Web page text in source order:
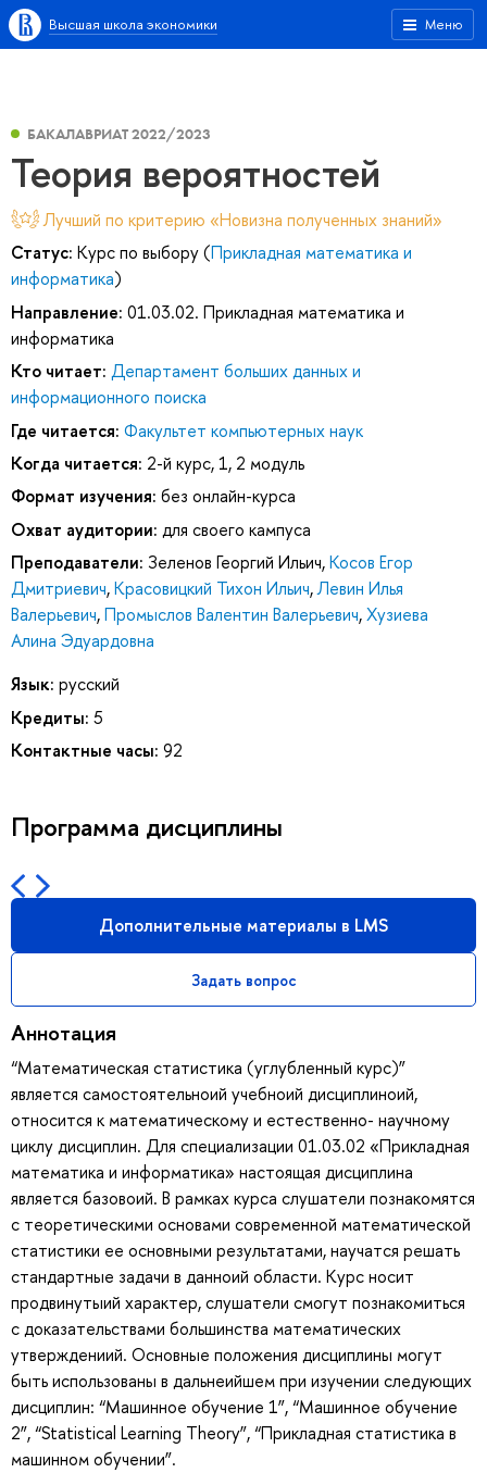
Меню
Высшая школа экономики
БАКАЛАВРИАТ 2022/2023
Теория вероятностей
Лучший по критерию «Новизна полученных знаний»
Статус: Курс по выбору (Прикладная математика и
информатика)
Направление: 01.03.02. Прикладная математика и
информатика
Кто читает: Департамент больших данных и
информационного поиска
Где читается: Факультет компьютерных наук
Когда читается: 2-й курс, 1, 2 модуль
Формат изучения: без онлайн-курса
Охват аудитории: для своего кампуса
Преподаватели: Зеленов Георгий Ильич,Косов Егор
Дмитриевич,Красовицкий Тихон Ильич,Левин Илья
Валерьевич,Промыслов Валентин Валерьевич,Хузиева
Алина Эдуардовна
Язык: русский
Кредиты: 5
Контактные часы: 92
Программа дисциплины
Дополнительные материалы в LMS
Задать вопрос
Аннотация
“Математическая статистика (углубленный курс)”
является самостоятельноий учебноий дисциплиноий,
относится к математическому и естественно- научному
циклу дисциплин. Для специализации 01.03.02 «Прикладная
математика и информатика» настоящая дисциплина
является базовоий. В рамках курса слушатели познакомятся
с теоретическими основами современной математической
статистики ее основными результатами, научатся решать
стандартные задачи в данноий области. Курс носит
продвинутыий характер, слушатели смогут познакомиться
с доказательствами большинства математических
утверждениий. Основные положения дисциплины могут
быть использованы в дальнеийшем при изучении следующих
дисциплин: “Машинное обучение 1”, “Машинное обучение
2”, “Statistical Learning Theory”, “Прикладная статистика в
машинном обучении”.